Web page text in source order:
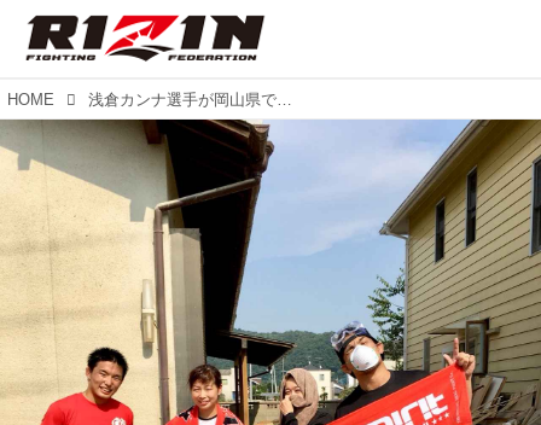
HOME 浅倉カンナ選手が岡山県でボランティア活動